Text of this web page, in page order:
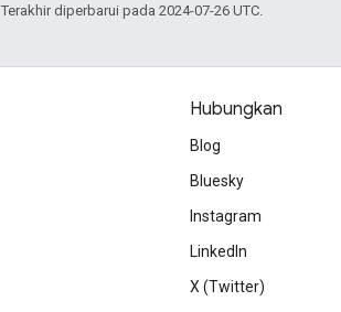
Terakhir diperbarui pada 2024-07-26 UTC.
Hubungkan
Blog
Bluesky
Instagram
LinkedIn
X (Twitter)